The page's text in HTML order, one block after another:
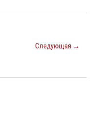
Следующая →